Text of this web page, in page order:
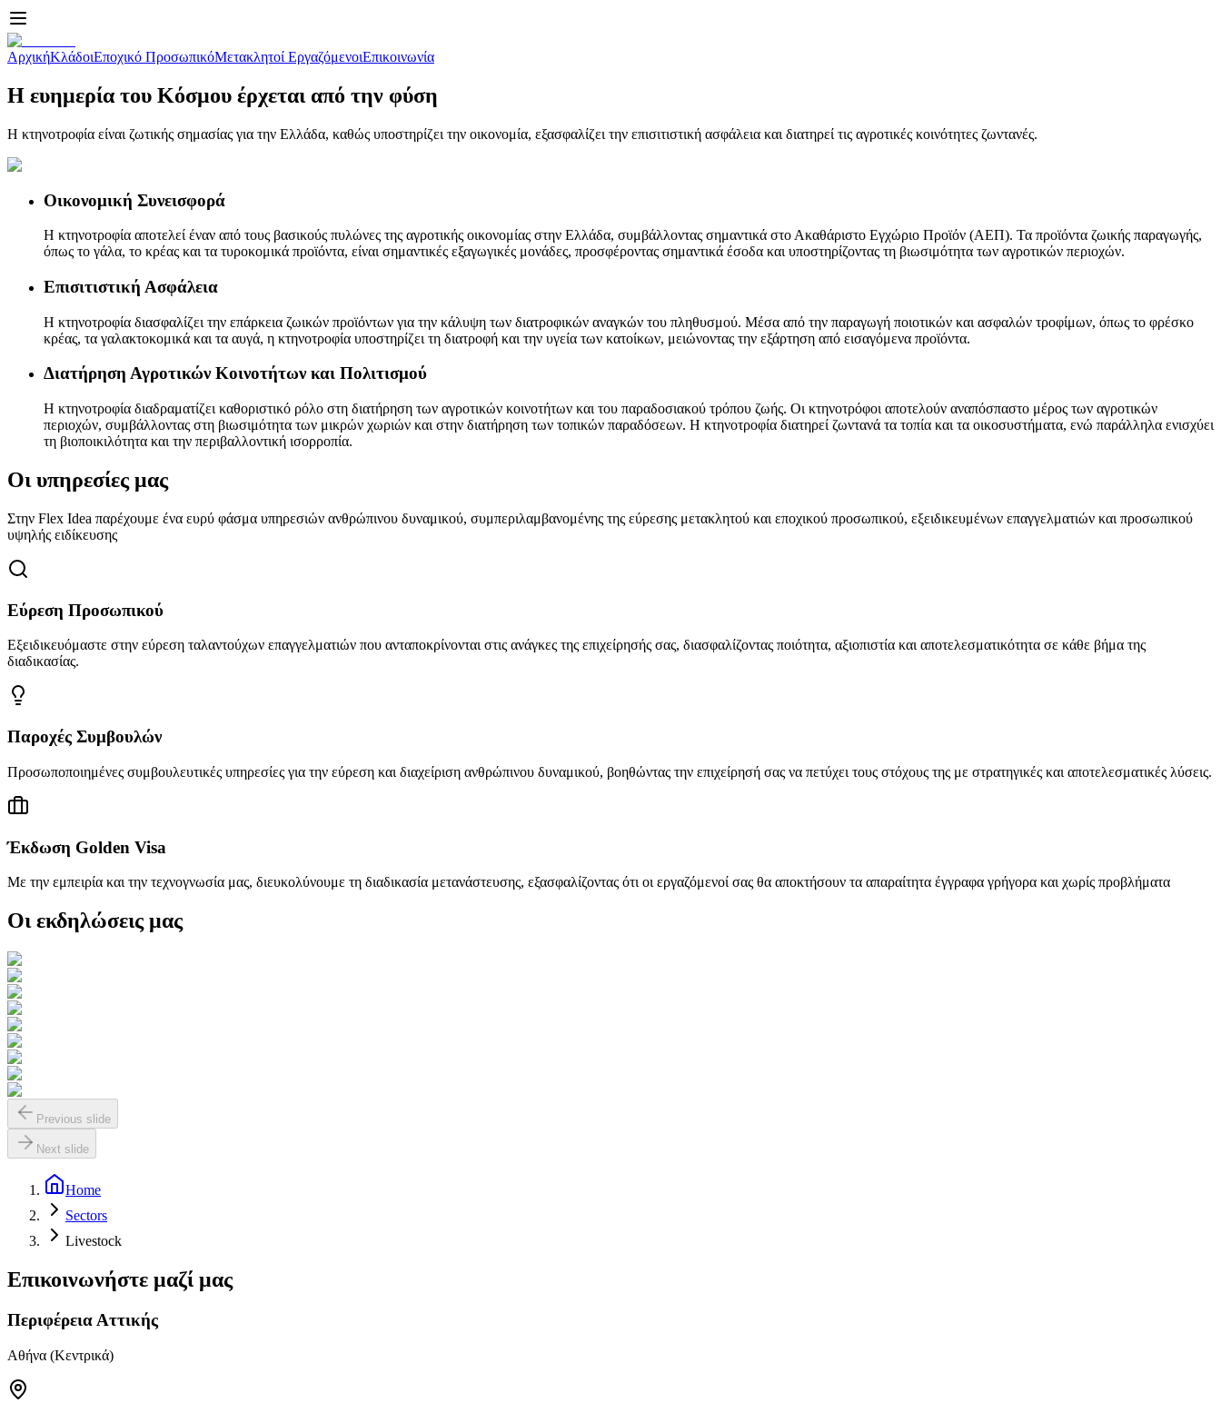
ΑρχικήΚλάδοιΕποχικό ΠροσωπικόΜετακλητοί ΕργαζόμενοιΕπικοινωνία
Η ευημερία του Κόσμου έρχεται από την φύση
Η κτηνοτροφία είναι ζωτικής σημασίας για την Ελλάδα, καθώς υποστηρίζει την οικονομία, εξασφαλίζει την επισιτιστική ασφάλεια και διατηρεί τις αγροτικές κοινότητες ζωντανές.
Οικονομική Συνεισφορά
Η κτηνοτροφία αποτελεί έναν από τους βασικούς πυλώνες της αγροτικής οικονομίας στην Ελλάδα, συμβάλλοντας σημαντικά στο Ακαθάριστο Εγχώριο Προϊόν (ΑΕΠ). Τα προϊόντα ζωικής παραγωγής,
όπως το γάλα, το κρέας και τα τυροκομικά προϊόντα, είναι σημαντικές εξαγωγικές μονάδες, προσφέροντας σημαντικά έσοδα και υποστηρίζοντας τη βιωσιμότητα των αγροτικών περιοχών.
Επισιτιστική Ασφάλεια
Η κτηνοτροφία διασφαλίζει την επάρκεια ζωικών προϊόντων για την κάλυψη των διατροφικών αναγκών του πληθυσμού. Μέσα από την παραγωγή ποιοτικών και ασφαλών τροφίμων, όπως το φρέσκο
κρέας, τα γαλακτοκομικά και τα αυγά, η κτηνοτροφία υποστηρίζει τη διατροφή και την υγεία των κατοίκων, μειώνοντας την εξάρτηση από εισαγόμενα προϊόντα.
Διατήρηση Αγροτικών Κοινοτήτων και Πολιτισμού
Η κτηνοτροφία διαδραματίζει καθοριστικό ρόλο στη διατήρηση των αγροτικών κοινοτήτων και του παραδοσιακού τρόπου ζωής. Οι κτηνοτρόφοι αποτελούν αναπόσπαστο μέρος των αγροτικών
περιοχών, συμβάλλοντας στη βιωσιμότητα των μικρών χωριών και στην διατήρηση των τοπικών παραδόσεων. Η κτηνοτροφία διατηρεί ζωντανά τα τοπία και τα οικοσυστήματα, ενώ παράλληλα ενισχύει
τη βιοποικιλότητα και την περιβαλλοντική ισορροπία.
Οι υπηρεσίες μας
Στην Flex Idea παρέχουμε ένα ευρύ φάσμα υπηρεσιών ανθρώπινου δυναμικού, συμπεριλαμβανομένης της εύρεσης μετακλητού και εποχικού προσωπικού, εξειδικευμένων επαγγελματιών και προσωπικού
υψηλής ειδίκευσης
Εύρεση Προσωπικού
Εξειδικευόμαστε στην εύρεση ταλαντούχων επαγγελματιών που ανταποκρίνονται στις ανάγκες της επιχείρησής σας, διασφαλίζοντας ποιότητα, αξιοπιστία και αποτελεσματικότητα σε κάθε βήμα της
διαδικασίας.
Παροχές Συμβουλών
Προσωποποιημένες συμβουλευτικές υπηρεσίες για την εύρεση και διαχείριση ανθρώπινου δυναμικού, βοηθώντας την επιχείρησή σας να πετύχει τους στόχους της με στρατηγικές και αποτελεσματικές λύσεις.
Έκδωση Golden Visa
Με την εμπειρία και την τεχνογνωσία μας, διευκολύνουμε τη διαδικασία μετανάστευσης, εξασφαλίζοντας ότι οι εργαζόμενοί σας θα αποκτήσουν τα απαραίτητα έγγραφα γρήγορα και χωρίς προβλήματα
Οι εκδηλώσεις μας
Previous slide
Next slide
Home
Sectors
Livestock
Επικοινωνήστε μαζί μας
Περιφέρεια Αττικής
Αθήνα (Κεντρικά)